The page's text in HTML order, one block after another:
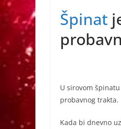
c
e
o
k
ss
e
er
Špinat
U sirovom
probavnog trakta.
Kada bi dnevno